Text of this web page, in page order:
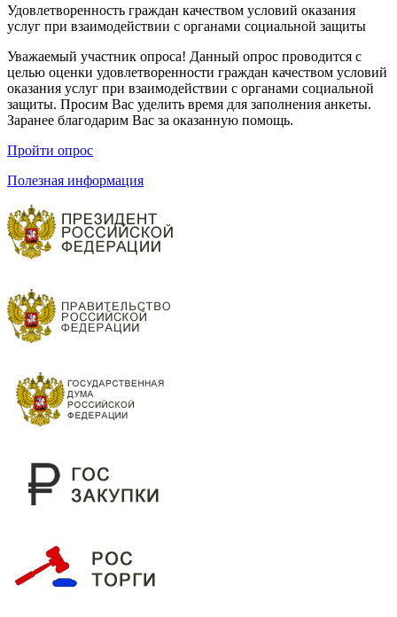
Удовлетворенность граждан качеством условий оказания
услуг при взаимодействии с органами социальной защиты
Уважаемый участник опроса! Данный опрос проводится с
целью оценки удовлетворенности граждан качеством условий
оказания услуг при взаимодействии с органами социальной
защиты. Просим Вас уделить время для заполнения анкеты.
Заранее благодарим Вас за оказанную помощь.
Пройти опрос
Полезная информация